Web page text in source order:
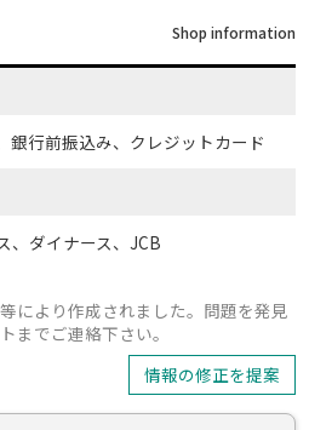
Shop information
銀行前振込み、クレジットカード
、ダイナース、JCB
により作成されました。問題を発見
までご連絡下さい。
情報の修正を提案